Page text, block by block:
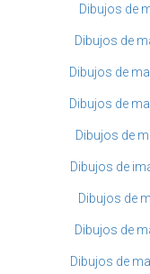
Dibujos de
Dibujos de
Dibujos de
Dibujos de
Dibujos de
Dibujos de
Dibujos de
Dibujos de
Dibujos de